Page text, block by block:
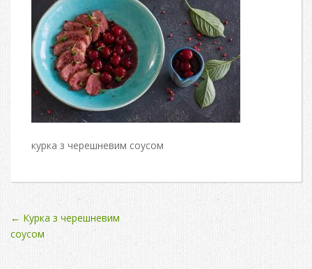
курка з черешневим соусом
Post
navigation
← Курка з черешневим
соусом